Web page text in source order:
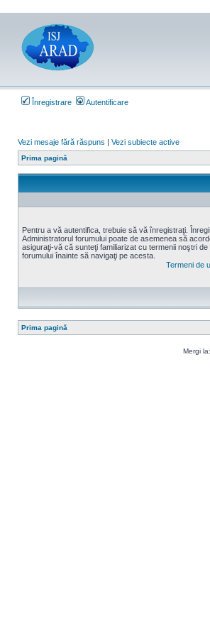
Înregistrare Autentificare
Vezi mesaje fără răspuns | Vezi subiecte active
Prima pagină
Pentru a vă autentifica, trebuie să vă înregistraţi.
Administratorul forumului poate de asemenea să
asiguraţi-vă că sunteţi familiarizat cu termenii noştri
forumului înainte să navigaţi pe acesta.
Termeni de
Prima pagină
Mergi la: